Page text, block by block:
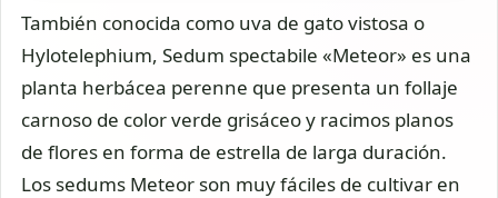
También conocida como uva de gato vistosa o
Hylotelephium, Sedum spectabile «Meteor» es una
planta herbácea perenne que presenta un follaje
carnoso de color verde grisáceo y racimos planos
de flores en forma de estrella de larga duración.
Los sedums Meteor son muy fáciles de cultivar en